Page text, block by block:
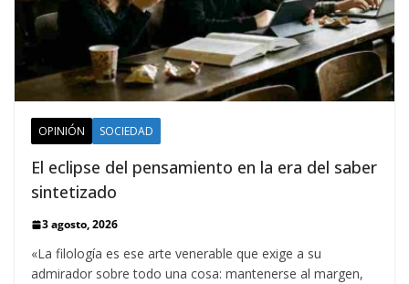
OPINIÓN SOCIEDAD
El eclipse del pensamiento en la era del saber
sintetizado
3 agosto, 2026
«La filología es ese arte venerable que exige a su
admirador sobre todo una cosa: mantenerse al margen,